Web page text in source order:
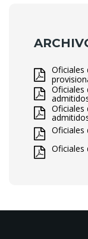
Oficiales
Oficiales
Oficiales
Oficiales
Oficiales